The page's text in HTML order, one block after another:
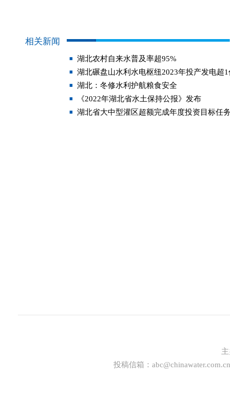
相关新闻
湖北农村自来水普及率超95%
湖北碾盘山水利水电枢纽2023年投产发电超
湖北：冬修水利护航粮食安全
《2022年湖北省水土保持公报》发布
湖北省大中型灌区超额完成年度投资目标任
投稿信箱： abc@chinawater.com.cn